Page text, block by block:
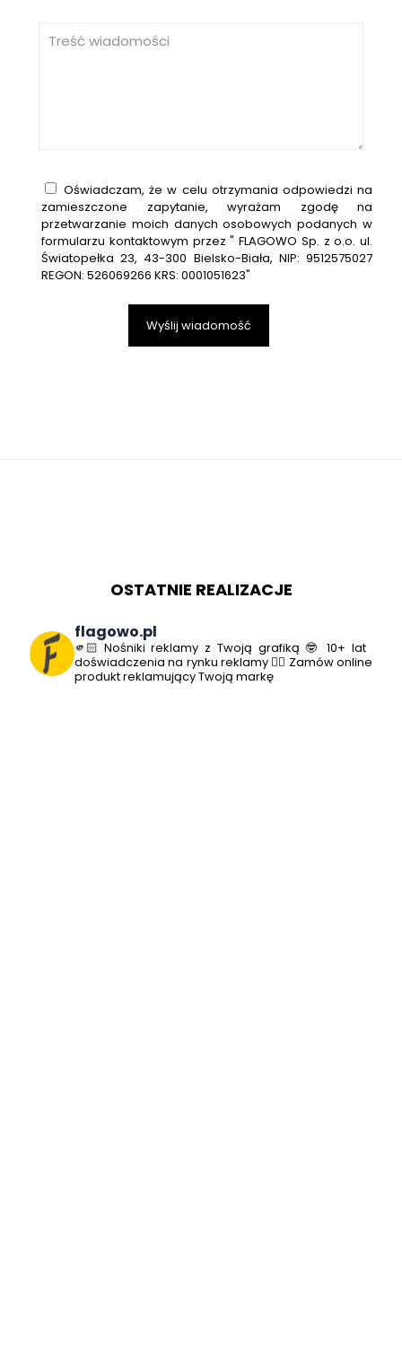
Oświadczam, że w celu otrzymania odpowiedzi na
zamieszczone zapytanie, wyrażam zgodę na
przetwarzanie moich danych osobowych podanych w
formularzu kontaktowym przez " FLAGOWO Sp. z o.o. ul.
Światopełka 23, 43-300 Bielsko-Biała, NIP: 9512575027
REGON: 526069266 KRS: 0001051623"
OSTATNIE REALIZACJE
flagowo.pl
🫵🏻 Nośniki reklamy z Twoją grafiką🤓 10+ lat
doświadczenia na rynku reklamy 👇🏻 Zamów online
produkt reklamujący Twoją markę